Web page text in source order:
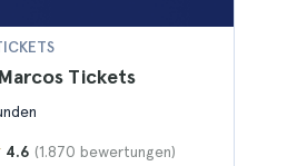
Tickets
4.6 (1.870 bewertungen)